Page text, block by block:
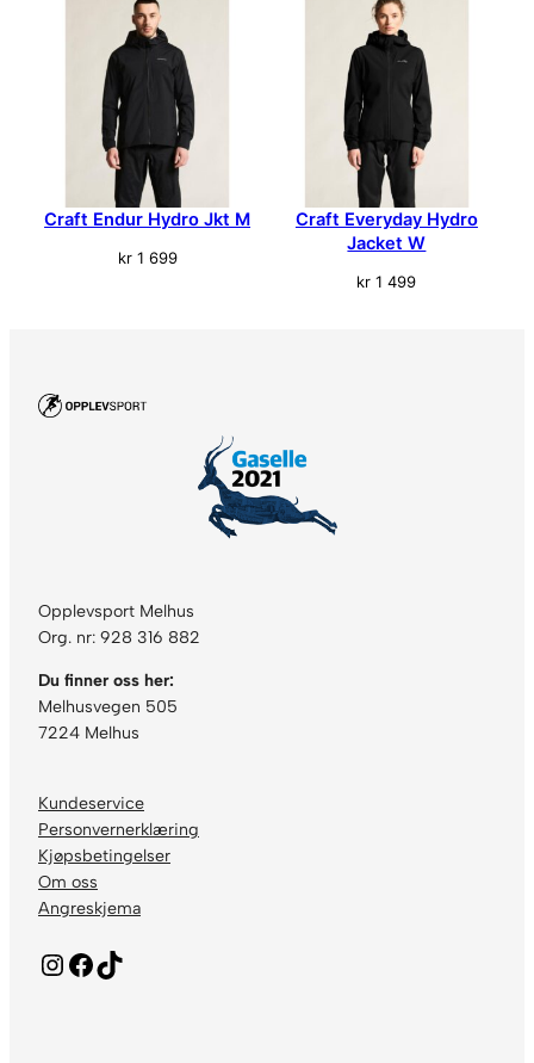
Craft Endur Hydro Jkt M
kr1 699
Craft Everyday Hydro
Jacket W
kr 1 499
Opplevsport Melhus
Org. nr: 928 316 882
Du finner oss her:
Melhusvegen 505
7224 Melhus
Kundeservice
Personvernerklæring
Kjøpsbetingelser
Om oss
Angreskjema
Instagram Facebook TikTok